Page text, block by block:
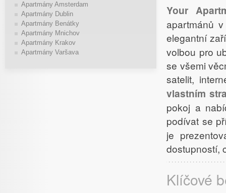
Your
apartmánů
elegantní
volbou pro
se všemi
satelit,
vlastním
pokoj a
podívat se
je
dostupností,
Klíčové
Apartmány Amsterdam
Apartmány Dublin
Apartmány Benátky
Apartmány Mnichov
Apartmány Krakov
Apartmány Varšava